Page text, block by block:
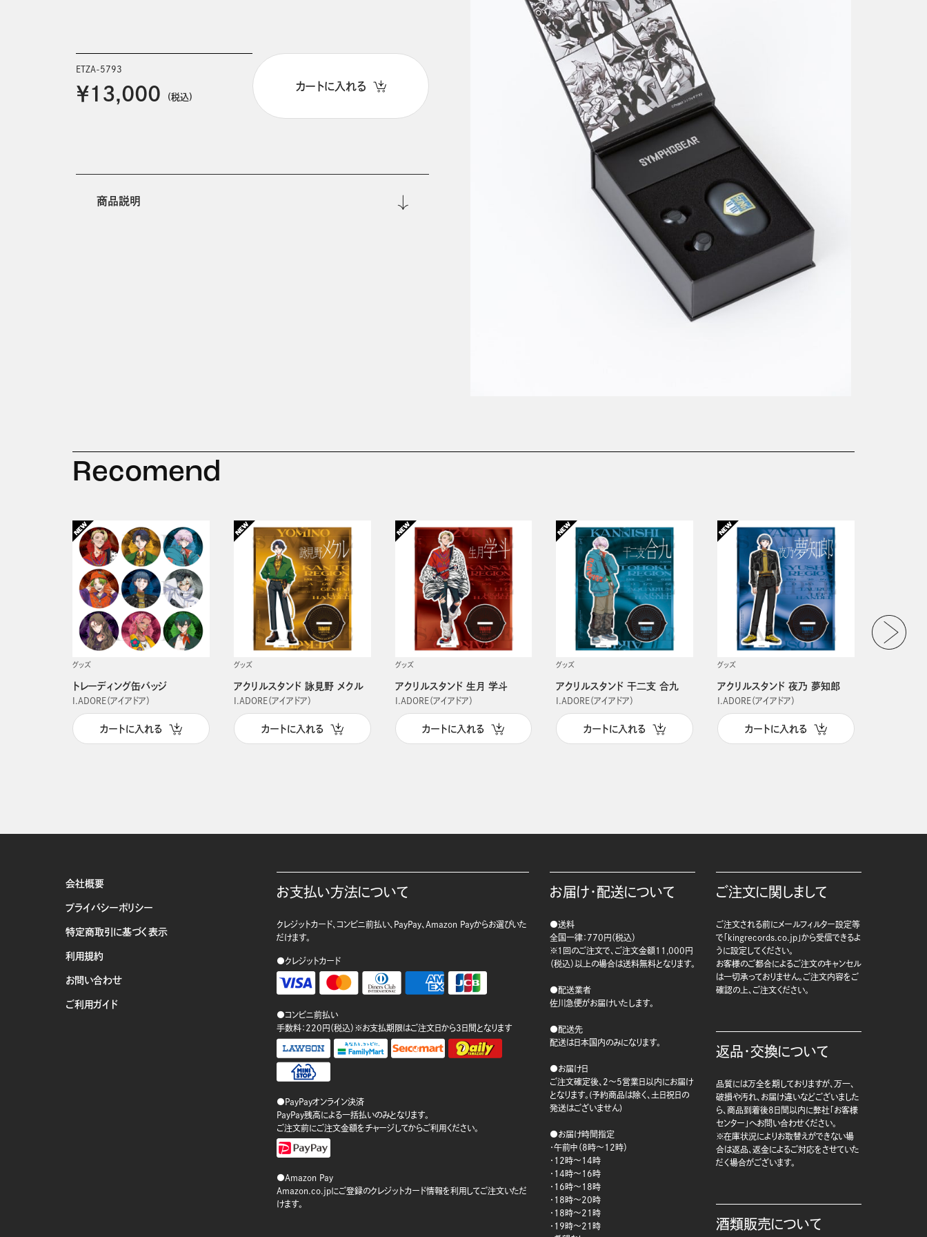
ETZA-5793
￥13,000 (税込)
カートに入れる
商品説明
Recomend
グッズ
トレーディング缶バッジ
I.ADORE（アイアドア）
カートに入れる
グッズ
アクリルスタンド 詠見野 メクル
I.ADORE（アイアドア）
カートに入れる
グッズ
アクリルスタンド 生月 学斗
I.ADORE（アイアドア）
カートに入れる
グッズ
アクリルスタンド 干二支 合九
I.ADORE（アイアドア）
カートに入れる
グッズ
アクリルスタンド 夜乃 夢知郎
I.ADORE（アイアドア）
カートに入れる
会社概要
プライバシーポリシー
特定商取引に基づく表示
利用規約
お問い合わせ
ご利用ガイド
お支払い方法について
クレジットカード、コンビニ前払い、PayPay、Amazon Payからお選びいた
だけます。
●クレジットカード
●コンビニ前払い
手数料：220円（税込）※お支払期限はご注文日から3日間となります
●PayPayオンライン決済
PayPay残高による一括払いのみとなります。
ご注文前にご注文金額をチャージしてからご利用ください。
●Amazon Pay
Amazon.co.jpにご登録のクレジットカード情報を利用してご注文いただ
けます。
お届け・配送について
●送料
全国一律：770円（税込）
※1回のご注文で、ご注文金額11,000円
（税込）以上の場合は送料無料となります。
●配送業者
佐川急便がお届けいたします。
●配送先
配送は日本国内のみになります。
●お届け日
ご注文確定後、2～5営業日以内にお届け
となります。(予約商品は除く、土日祝日の
発送はございません)
●お届け時間指定
・午前中（8時～12時）
・12時～14時
・14時～16時
・16時～18時
・18時～20時
・18時～21時
・19時～21時
ご注文に関しまして
ご注文される前にメールフィルター設定等
で「kingrecords.co.jp」から受信できるよ
うに設定してください。
お客様のご都合によるご注文のキャンセル
は一切承っておりません。ご注文内容をご
確認の上、ご注文ください。
返品・交換について
品質には万全を期しておりますが、万一、
破損や汚れ、お届け違いなどございました
ら、商品到着後8日間以内に弊社「お客様
センター」へお問い合わせください。
※在庫状況によりお取替えができない場
合は返品、返金によるご対応をさせていた
だく場合がございます。
酒類販売について